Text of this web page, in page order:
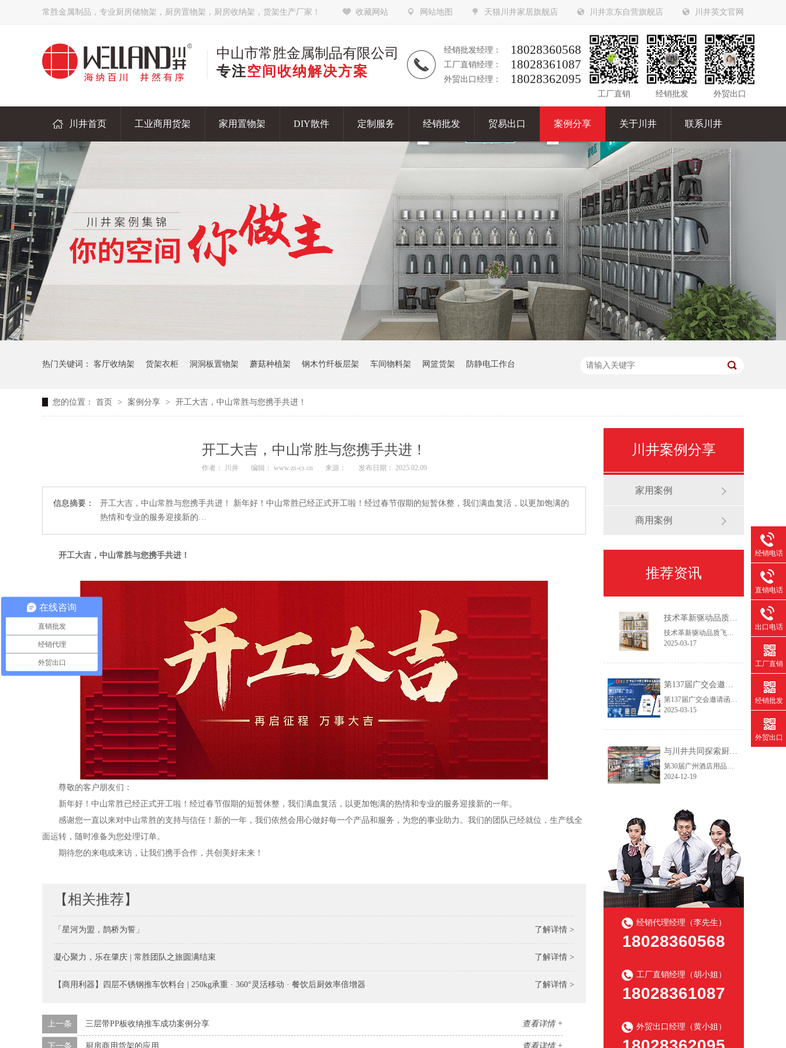
收藏网站 网站地图 天猫川井家居旗舰店 川井京东自营旗舰店 川井英文官网
常胜金属制品，专业厨房储物架，厨房置物架，厨房收纳架，货架生产厂家！
经销批发经理： 18028360568
工厂直销经理： 18028361087
外贸出口经理： 18028362095
中山市常胜金属制品有限公司
专注空间收纳解决方案
工厂直销 经销批发 外贸出口
川井首页 工业商用货架 家用置物架 DIY散件 定制服务 经销批发 贸易出口 案例分享 关于川井 联系川井
热门关键词： 客厅收纳架 货架衣柜 洞洞板置物架 蘑菇种植架 钢木竹纤板层架 车间物料架 网篮货架 防静电工作台
您的位置： 首页 > 案例分享 > 开工大吉，中山常胜与您携手共进！
开工大吉，中山常胜与您携手共进！
作者： 川井 编辑： www.zs-cs.cn 来源： 发布日期： 2025.02.09
信息摘要：
开工大吉，中山常胜与您携手共进！ 新年好！中山常胜已经正式开工啦！经过春节假期的短暂休整，我们满血复活，以更加饱满的
热情和专业的服务迎接新的…
开工大吉，中山常胜与您携手共进！
尊敬的客户朋友们：
新年好！中山常胜已经正式开工啦！经过春节假期的短暂休整，我们满血复活，以更加饱满的热情和专业的服务迎接新的一年。
感谢您一直以来对中山常胜的支持与信任！新的一年，我们依然会用心做好每一个产品和服务，为您的事业助力。我们的团队已经就位，生产线全
面运转，随时准备为您处理订单。
期待您的来电或来访，让我们携手合作，共创美好未来！
【相关推荐】
了解详情 >
「星河为盟，鹊桥为誓」
了解详情 >
凝心聚力，乐在肇庆 | 常胜团队之旅圆满结束
了解详情 >
【商用利器】四层不锈钢推车饮料台 | 250kg承重 · 360°灵活移动 · 餐饮后厨效率倍增器
查看详情 +
上一条 三层带PP板收纳推车成功案例分享
查看详情 +
下一条 厨房商用货架的应用
川井案例分享
家用案例
商用案例
推荐资讯
技术革新驱动品质飞跃——2025新一代设备赋能线网货架智造升级
技术革新驱动品质飞跃——2025新一代设备赋能线网货架智造升级作为专注线网货架领域的生产服务商，我们始终践行"以客户为主，以创新促发展"的经营理念。通过持续优化生产工艺流程和产品结构设计，我们致力于为客户提供更具市场竞争力的仓储解决方案，在保证产品精工品质的同时，实现交付周期缩短30%以上，助力客户快速开拓新兴市场。
2025-03-17
第137届广交会邀请函
第137届广交会邀请函智造未来，链通全球尊敬的合作伙伴：【中山市常胜金属制品有限公司】作为拥有26年经验的线网货架制造商，诚邀您莅临第137届中国进出口商品交易会(广交会，本次展会我们将推出家用及商用双场景新品，助力全球合作伙伴提升空间管理效率。
2025-03-15
与川井共同探索厨房与冷库收纳创新——第30届广州酒店用品展今日开幕
第30届广州酒店用品展今天开展了，欢迎各界新老客户朋友们到访我们的厨房和冷库货架的展位。广州琶洲展馆B区10.2.590~592，12月19日~21日，欢迎咨询产品目录和询价!
2024-12-19
经销代理经理（李先生）
18028360568
工厂直销经理（胡小姐）
18028361087
外贸出口经理（黄小姐）
经销电话
直销电话
出口电话
工厂直销
经销批发
外贸出口
在线咨询
直销批发
经销代理
外贸出口